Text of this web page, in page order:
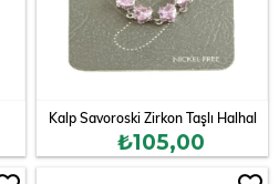
Kalp Savoroski Zirkon Taşlı Halhal
₺105,00